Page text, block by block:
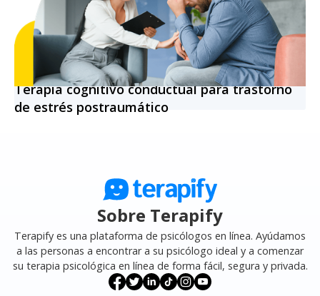
Terapia cognitivo conductual para trastorno
de estrés postraumático
Sobre Terapify
Terapify es una plataforma de psicólogos en línea. Ayúdamos
a las personas a encontrar a su psicólogo ideal y a comenzar
su terapia psicológica en línea de forma fácil, segura y privada.